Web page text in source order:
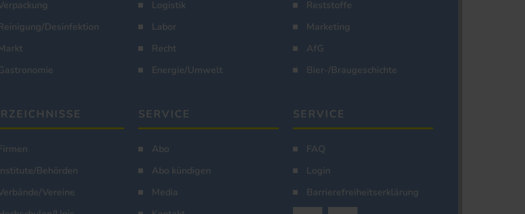
Logistik
Reststoffe
Desinfektion Labor
Marketing
Recht
AfG
Energie/Umwelt Bier-/Braugeschichte
Behörden
Vereine
SERVICE
Abo
Abo kündigen
Media
SERVICE
FAQ
Login
Barrierefreiheitserklärung